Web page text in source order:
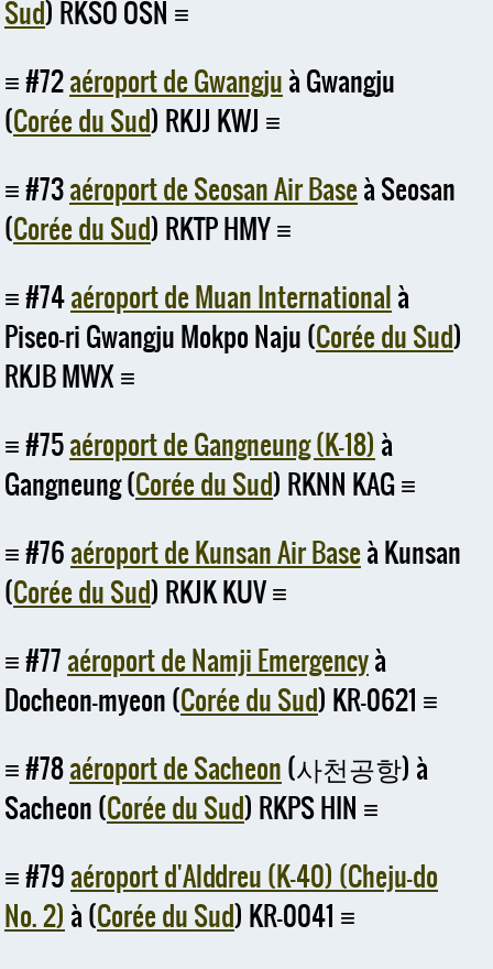
Sud) RKSO OSN
#72aéroport de Gwangjuà Gwangju
(Corée du Sud) RKJJ KWJ
#73aéroport de Seosan Air Baseà Seosan
(Corée du Sud) RKTP HMY
#74aéroport de Muan Internationalà
Piseo-ri Gwangju Mokpo Naju (Corée du Sud)
RKJB MWX
#75aéroport de Gangneung (K-18) à
Gangneung (Corée du Sud) RKNN KAG
#76aéroport de Kunsan Air Baseà Kunsan
(Corée du Sud) RKJK KUV
#77aéroport de Namji Emergencyà
Docheon-myeon (Corée du Sud) KR-0621
#78aéroport de Sacheon(사천공항) à
Sacheon (Corée du Sud) RKPS HIN
#79aéroport d'Alddreu (K-40) (Cheju-do
No. 2) à (Corée du Sud) KR-0041